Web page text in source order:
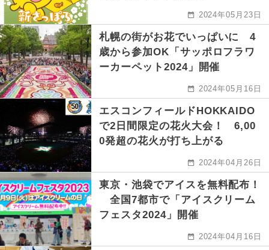
2024年05月23日
札幌の街がお花でいっぱいに 4
歳から参加OK「サッポロフラワ
ーカーペット2024」開催
2024年05月16日
エスコンフィールドHOKKAIDO
で2日間限定の花火大会！ 6,00
0発超の花火が打ち上がる
2024年04月26日
東京・池袋でアイスを無料配布！
全国7都市で「アイスクリーム
フェスタ2024」開催
2024年04月16日